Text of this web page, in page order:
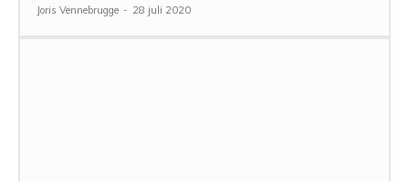
Joris Vennebrugge - 28 juli 2020